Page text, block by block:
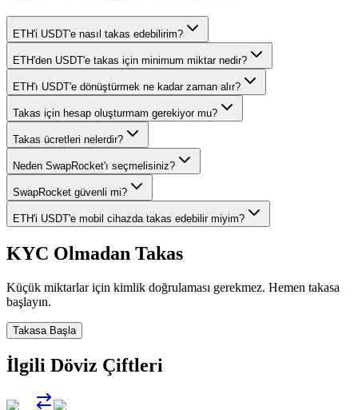
ETH'i USDT'e nasıl takas edebilirim?
ETH'den USDT'e takas için minimum miktar nedir?
ETH'ı USDT'e dönüştürmek ne kadar zaman alır?
Takas için hesap oluşturmam gerekiyor mu?
Takas ücretleri nelerdir?
Neden SwapRocket'ı seçmelisiniz?
SwapRocket güvenli mi?
ETH'i USDT'e mobil cihazda takas edebilir miyim?
KYC Olmadan Takas
Küçük miktarlar için kimlik doğrulaması gerekmez. Hemen takasa
başlayın.
Takasa Başla
İlgili Döviz Çiftleri